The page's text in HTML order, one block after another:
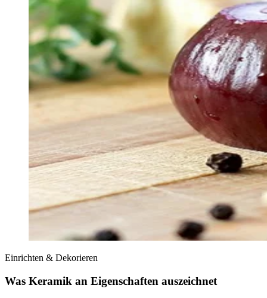
Einrichten & Dekorieren
Was Keramik an Eigenschaften auszeichnet